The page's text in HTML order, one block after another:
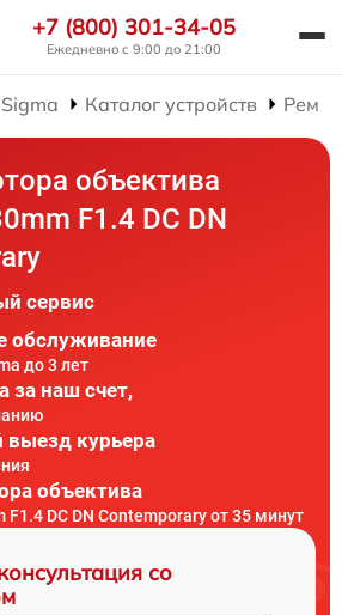
+7 (800) 301-34-05
Ежедневно с 9:00 до 21:00
Каталог устройств
объектива
F1.4 DC DN
сервис
обслуживание
до 3 лет
за наш счет,
выезд курьера
объектива
F1.4 DC DN Contemporary от 35 минут
со